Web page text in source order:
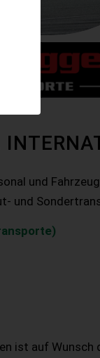
und
und
ist auf Wunsch